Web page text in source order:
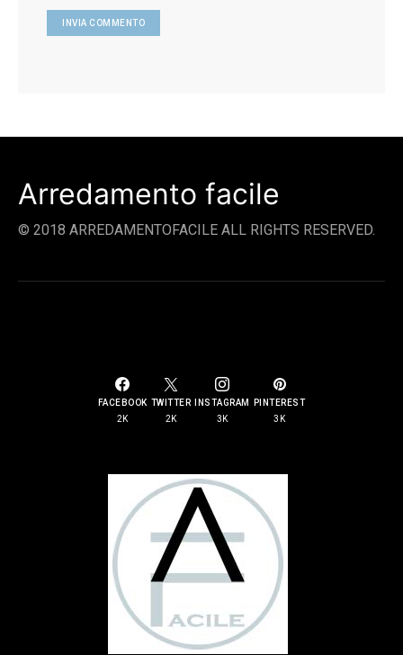
Arredamento facile
© 2018 ARREDAMENTOFACILE ALL RIGHTS RESERVED.
FACEBOOK
2K
TWITTER
2K
INSTAGRAM
3K
PINTEREST
3K